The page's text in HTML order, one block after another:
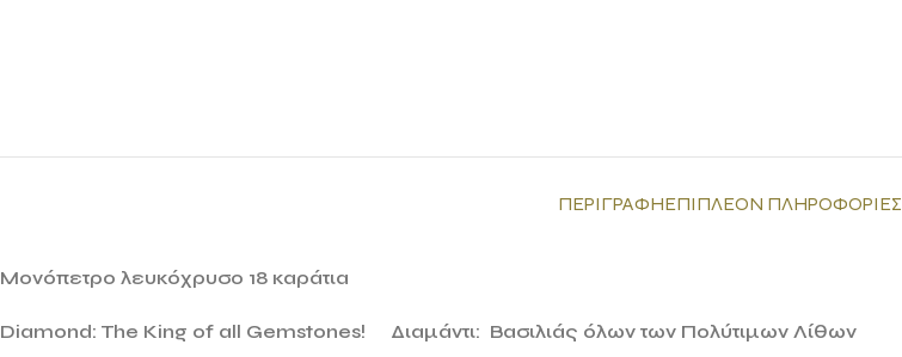
ΠΕΡΙΓΡΑΦΉΕΠΙΠΛΈΟΝ ΠΛΗΡΟΦΟΡΊΕΣ
Μονόπετρο λευκόχρυσο 18 καράτια
Diamond: The King of all Gemstones! Διαμάντι: Βασιλιάς όλων των Πολύτιμων Λίθων